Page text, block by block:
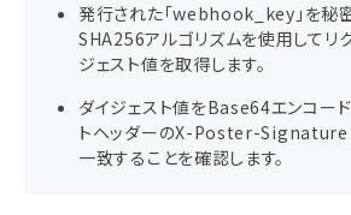
発行された「webhook_key」を秘
SHA256アルゴリズムを使用してリ
ジェスト値を取得します。
ダイジェスト値をBase64エンコード
トヘッダーのX-Poster-Signature
一致することを確認します。